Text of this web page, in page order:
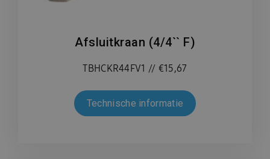
Afsluitkraan (4/4`` F)
TBHCKR44FV1 // €15,67
Technische informatie